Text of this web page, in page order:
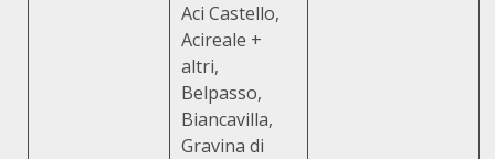
Aci Castello,
Acireale +
altri,
Belpasso,
Biancavilla,
Gravina di